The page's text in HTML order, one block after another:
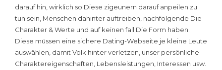
darauf hin, wirklich so Diese zigeunern darauf anpeilen zu
tun sein, Menschen dahinter auftreiben, nachfolgende Die
Charakter & Werte und auf keinen fall Die Form haben.
Diese müssen eine sichere Dating-Webseite je kleine Leute
auswählen, damit Volk hinter verletzen, unser persönliche
Charaktereigenschaften, Lebensleistungen, Interessen usw.